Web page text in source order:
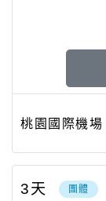
桃園國際機場
團體
3天